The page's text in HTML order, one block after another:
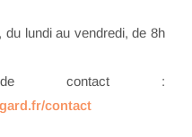
du lundi au vendredi, de 8h
de contact :
contact